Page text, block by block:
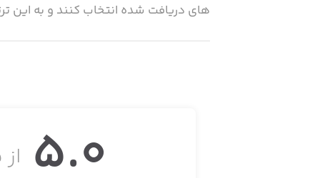
های دریافت شده انتخاب کنند و به این
تنوع خدمات: الوبدو از خدمات متنوعی
خدمات این نرم افزار استفاده کند.
از ۵ 5.0